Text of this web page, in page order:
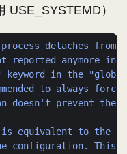
USE_SYSTEMD）
detaches
reported anymore
keyword in the
to always
prevent the
equivalent to the
configuration. This